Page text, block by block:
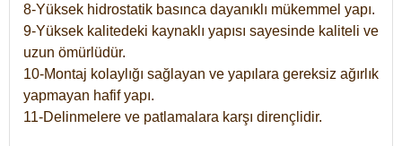
8-Yüksek hidrostatik basınca dayanıklı mükemmel yapı.
9-Yüksek kalitedeki kaynaklı yapısı sayesinde kaliteli ve
uzun ömürlüdür.
10-Montaj kolaylığı sağlayan ve yapılara gereksiz ağırlık
yapmayan hafif yapı.
11-Delinmelere ve patlamalara karşı dirençlidir.